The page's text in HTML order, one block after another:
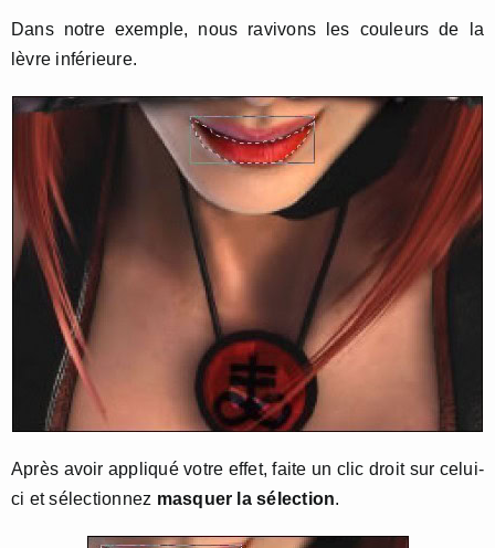
Dans notre exemple, nous ravivons les couleurs de la
lèvre inférieure.
Après avoir appliqué votre effet, faite un clic droit sur celui-
ci et sélectionnez masquer la sélection.